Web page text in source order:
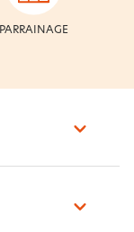
PARRAINAGE